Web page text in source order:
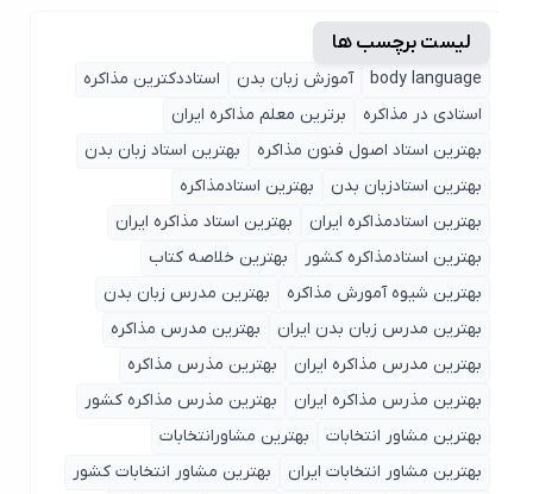
لیست برچسب ها
body language آموزش زبان بدن
استاددکترین مذاکره
استادی در مذاکره
برترین معلم مذاکره ایران
بهترین استاد اصول ‌فنون مذاکره
بهترین استاد زبان بدن
بهترین استادزبان بدن
بهترین استادمذاکره
بهترین استادمذاکره ایران
بهترین استاد مذاکره ایران
بهترین استادمذاکره کشور
بهترین خلاصه کتاب
بهترین شیوه آمورش مذاکره
بهترین مدرس زبان بدن
بهترین مدرس زبان بدن ایران
بهترین مدرس مذاکره
بهترین مدرس مذاکره ایران
بهترین مذرس مذاکره
بهترین مذرس مذاکره ایران
بهترین مذرس مذاکره کشور
بهترین مشاور انتخابات
بهترین مشاورانتخابات
بهترین مشاور انتخابات ایران
بهترین مشاور انتخابات کشور